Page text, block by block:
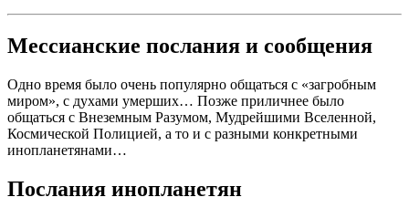
Мессианские послания и сообщения
Одно время было очень популярно общаться с «загробным
миром», с духами умерших… Позже приличнее было
общаться с Внеземным Разумом, Мудрейшими Вселенной,
Космической Полицией, а то и с разными конкретными
инопланетянами…
Послания инопланетян